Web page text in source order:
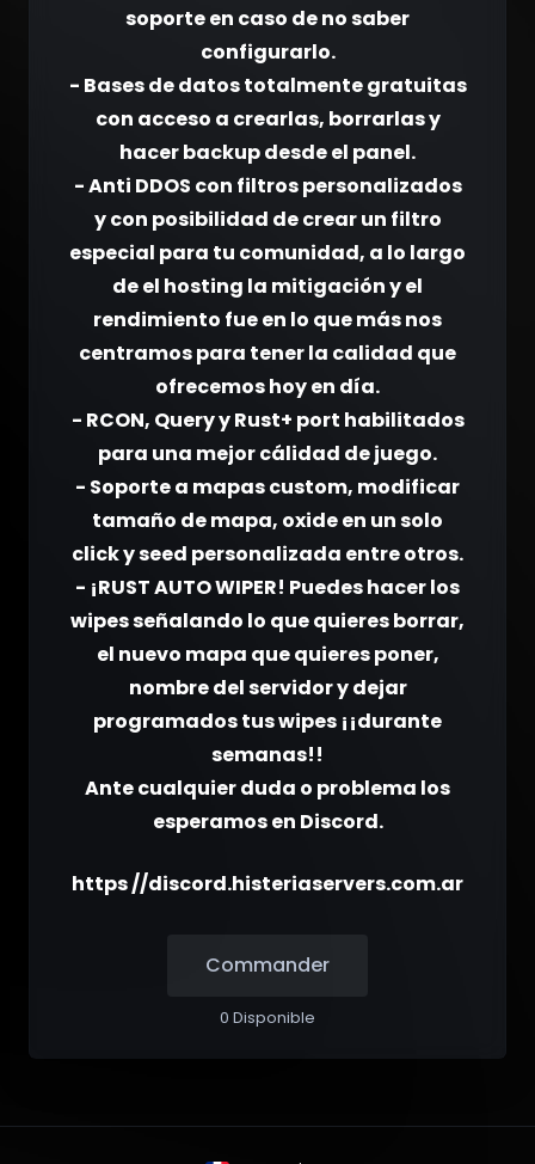
https //discord.histeriaservers.com.ar
soporte en caso de no saber
configurarlo.
- Bases de datos totalmente gratuitas
con acceso a crearlas, borrarlas y
hacer backup desde el panel.
- Anti DDOS con filtros personalizados
y con posibilidad de crear un filtro
especial para tu comunidad, a lo largo
de el hosting la mitigación y el
rendimiento fue en lo que más nos
centramos para tener la calidad que
ofrecemos hoy en día.
- RCON, Query y Rust+ port habilitados
para una mejor cálidad de juego.
- Soporte a mapas custom, modificar
tamaño de mapa, oxide en un solo
click y seed personalizada entre otros.
- ¡RUST AUTO WIPER! Puedes hacer los
wipes señalando lo que quieres borrar,
el nuevo mapa que quieres poner,
nombre del servidor y dejar
programados tus wipes ¡¡durante
semanas!!
Ante cualquier duda o problema los
esperamos en Discord.
Commander
0 Disponible